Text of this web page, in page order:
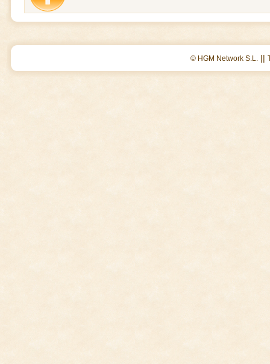
© HGM Network S.L. ||